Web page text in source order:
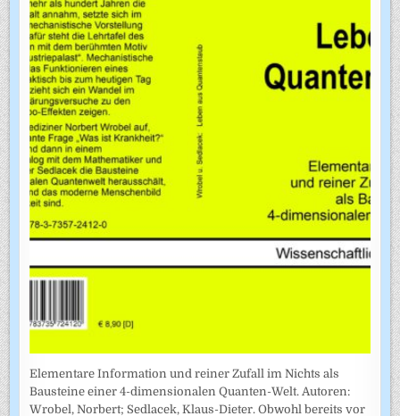
Elementare Information und reiner Zufall im Nichts als
Bausteine einer 4-dimensionalen Quanten-Welt. Autoren:
Wrobel, Norbert; Sedlacek, Klaus-Dieter. Obwohl bereits vor